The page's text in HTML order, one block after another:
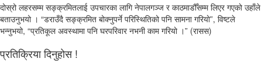
दोस्रो लहरसम्म सङ्क्रमितलाई उपचारका लागि नेपालगञ्ज र काठमाडौँसम्म लिएर गएको उहाँले
बताउनुभयो । “डराउँदै सङ्क्रमित बोक्नुपर्ने परिस्थितिको पनि सामना गरियो”, विष्टले
भन्नुभयो, “प्रतिकूल अवस्थामा पनि घरपरिवार नभनी काम गरियो ।” (रासस)
प्रतिक्रिया दिनुहोस !